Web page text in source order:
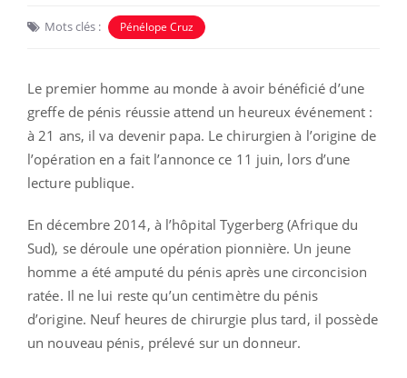
Mots clés : Pénélope Cruz
Le premier homme au monde à avoir bénéficié d’une
greffe de pénis réussie attend un heureux événement :
à 21 ans, il va devenir papa. Le chirurgien à l’origine de
l’opération en a fait l’annonce ce 11 juin, lors d’une
lecture publique.
En décembre 2014, à l’hôpital Tygerberg (Afrique du
Sud), se déroule une opération pionnière. Un jeune
homme a été amputé du pénis après une circoncision
ratée. Il ne lui reste qu’un centimètre du pénis
d’origine. Neuf heures de chirurgie plus tard, il possède
un nouveau pénis, prélevé sur un donneur.